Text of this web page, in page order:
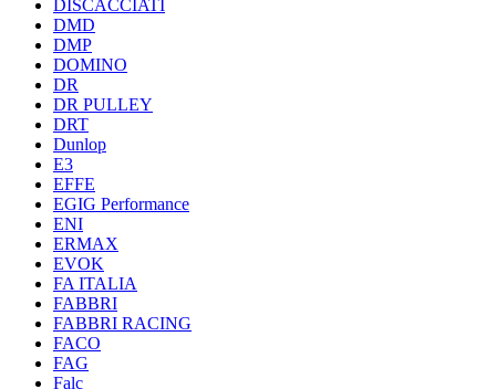
DISCACCIATI
DMD
DMP
DOMINO
DR
DR PULLEY
DRT
Dunlop
E3
EFFE
EGIG Performance
ENI
ERMAX
EVOK
FA ITALIA
FABBRI
FABBRI RACING
FACO
FAG
Falc